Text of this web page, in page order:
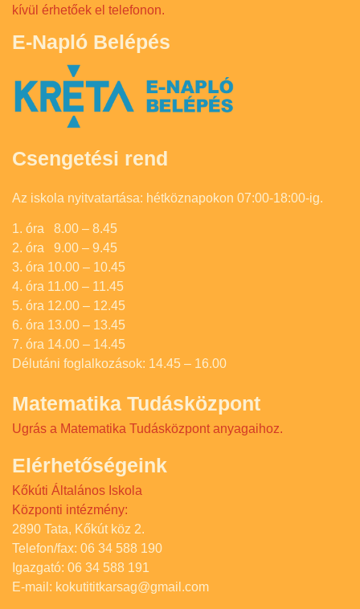
kívül érhetőek el telefonon.
E-Napló Belépés
Csengetési rend
Az iskola nyitvatartása: hétköznapokon 07:00-18:00-ig.
1. óra 8.00 – 8.45
2. óra 9.00 – 9.45
3. óra 10.00 – 10.45
4. óra 11.00 – 11.45
5. óra 12.00 – 12.45
6. óra 13.00 – 13.45
7. óra 14.00 – 14.45
Délutáni foglalkozások: 14.45 – 16.00
Matematika Tudásközpont
Ugrás a Matematika Tudásközpont anyagaihoz.
Elérhetőségeink
Kőkúti Általános Iskola
Központi intézmény:
2890 Tata, Kőkút köz 2.
Telefon/fax: 06 34 588 190
Igazgató: 06 34 588 191
E-mail: kokutititkarsag@gmail.com